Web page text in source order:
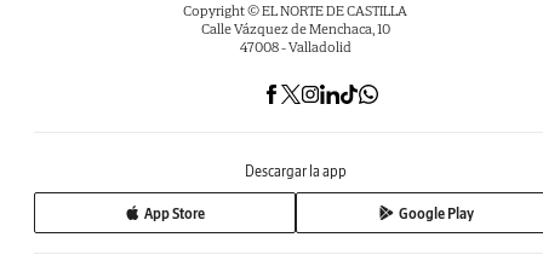
Copyright © EL NORTE DE CASTILLA
Calle Vázquez de Menchaca, 10
47008 - Valladolid
Descargar la app
App Store Google Play